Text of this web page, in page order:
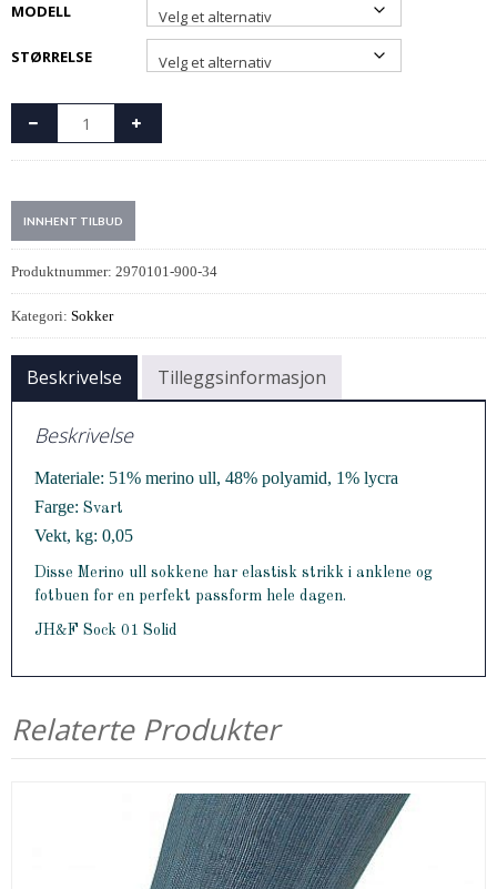
MODELL
STØRRELSE
INNHENT TILBUD
Produktnummer: 2970101-900-34
Kategori: Sokker
Beskrivelse Tilleggsinformasjon
Beskrivelse
Materiale: 51% merino ull, 48% polyamid, 1% lycra
Farge: Svart
Vekt, kg: 0,05
Disse Merino ull sokkene har elastisk strikk i anklene og
fotbuen for en perfekt passform hele dagen.
JH&F Sock 01 Solid
Relaterte Produkter